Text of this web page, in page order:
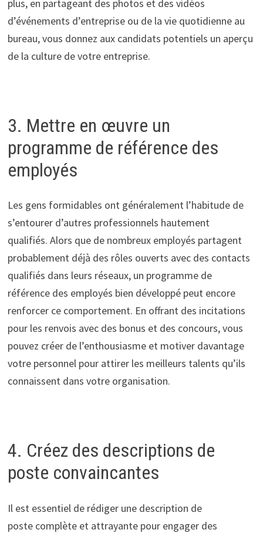
plus, en partageant des photos et des vidéos
d’événements d’entreprise ou de la vie quotidienne au
bureau, vous donnez aux candidats potentiels un aperçu
de la culture de votre entreprise.
3. Mettre en œuvre un
programme de référence des
employés
Les gens formidables ont généralement l’habitude de
s’entourer d’autres professionnels hautement
qualifiés. Alors que de nombreux employés partagent
probablement déjà des rôles ouverts avec des contacts
qualifiés dans leurs réseaux, un programme de
référence des employés bien développé peut encore
renforcer ce comportement. En offrant des incitations
pour les renvois avec des bonus et des concours, vous
pouvez créer de l’enthousiasme et motiver davantage
votre personnel pour attirer les meilleurs talents qu’ils
connaissent dans votre organisation.
4. Créez des descriptions de
poste convaincantes
Il est essentiel de rédiger une description de
poste complète et attrayante pour engager des